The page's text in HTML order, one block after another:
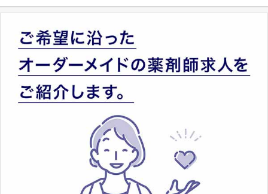
査データ、投薬歴など非常に多岐にわたる医療
とは、病院薬剤師を中心に大きな武器になりま
す。